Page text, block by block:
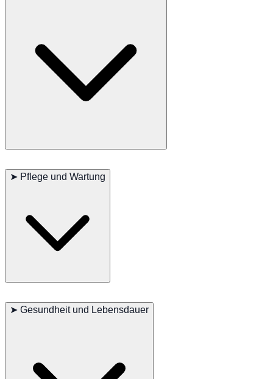
gesellige Natur. Sie sind intelligent und neugierig und suchen oft die
loyale Begleiter zu sein.
➤ Pflege und Wartung
langes, seidiges Fell gesund zu halten. Regelmäßiges Bürsten
➤ Gesundheit und Lebensdauer